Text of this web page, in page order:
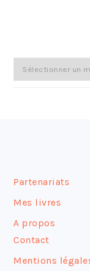
Archives
Partenariats
Mes livres
A propos
Contact
Mentions